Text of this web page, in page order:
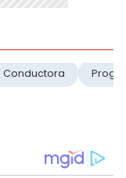
Conductora